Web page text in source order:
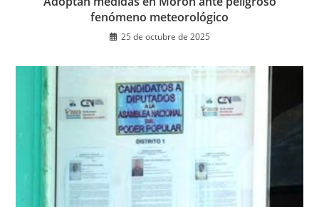
fenómeno meteorológico
25 de octubre de 2025